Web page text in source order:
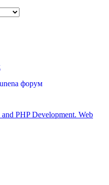
форум
PHP Development. Web